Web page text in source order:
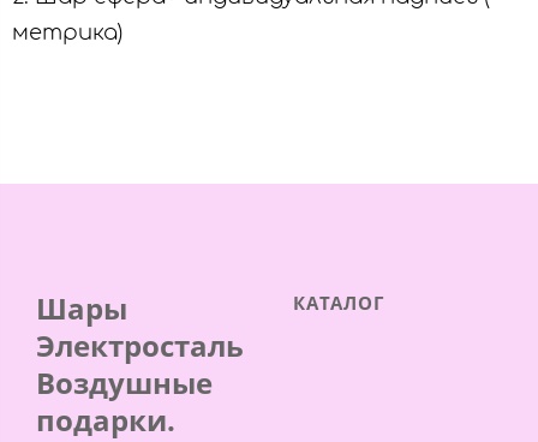
метрика)
Шары
Электросталь
Воздушные
подарки.
КАТАЛОГ